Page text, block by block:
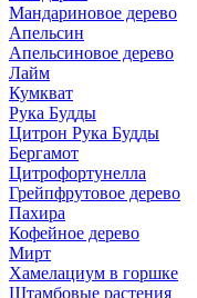
Мандариновое дерево
Апельсин
Апельсиновое дерево
Лайм
Кумкват
Рука Будды
Цитрон Рука Будды
Бергамот
Цитрофортунелла
Грейпфрутовое дерево
Пахира
Кофейное дерево
Мирт
Хамелациум в горшке
Штамбовые растения